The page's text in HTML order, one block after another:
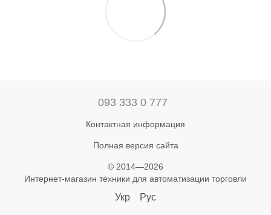
093 333 0 777
Контактная информация
Полная версия сайта
© 2014—2026
Интернет-магазин техники для автоматизации торговли
Укр Рус